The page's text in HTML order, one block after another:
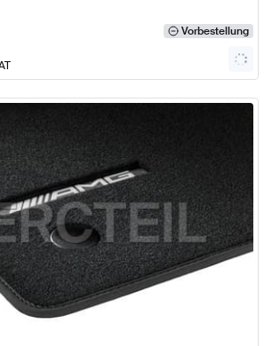
Vorbestellung